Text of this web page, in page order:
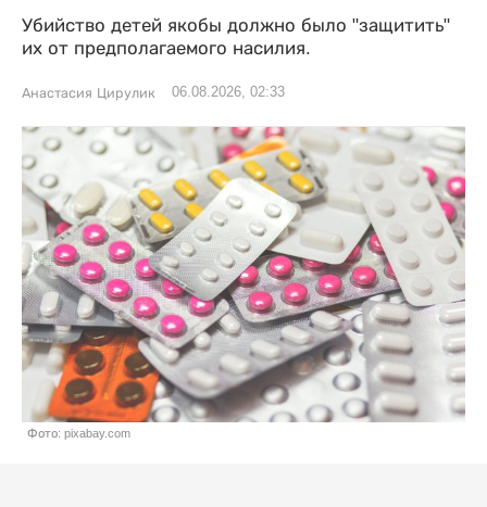
Убийство детей якобы должно было "защитить"
их от предполагаемого насилия.
Анастасия Цирулик 06.08.2026, 02:33
Фото: pixabay.com